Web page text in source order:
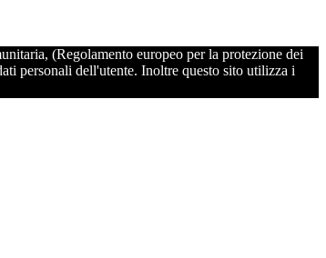
(Regolamento europeo per la protezione dei
personali dell'utente. Inoltre questo sito utilizza i